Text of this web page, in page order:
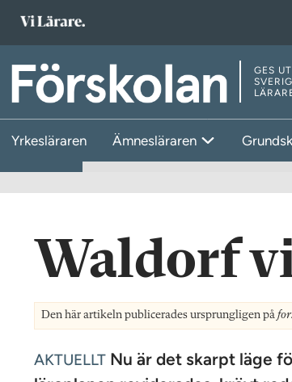
l
d
n
T
l
l
GES
Yrkesläraren Ämnesläraren
Waldorf
Den här artikeln publicerades ursprungligen på
AKTUELLT Nu är det skarpt läge